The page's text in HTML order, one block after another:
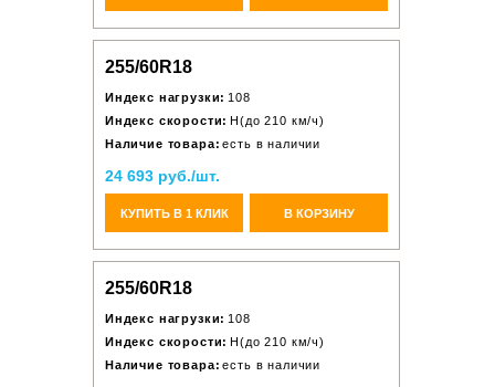
255/60R18
Индекс нагрузки: 108
Индекс скорости: H(до 210 км/ч)
Наличие товара: есть в наличии
24 693 руб./шт.
КУПИТЬ В 1 КЛИК В КОРЗИНУ
255/60R18
Индекс нагрузки: 108
Индекс скорости: H(до 210 км/ч)
Наличие товара: есть в наличии